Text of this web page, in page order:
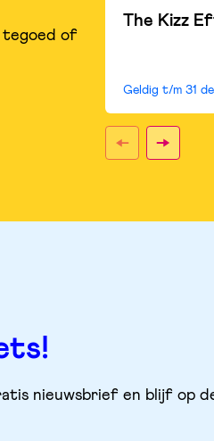
tegoed of
The Kizz
Geldig t/m 31
nieuwsbrief en blijf op